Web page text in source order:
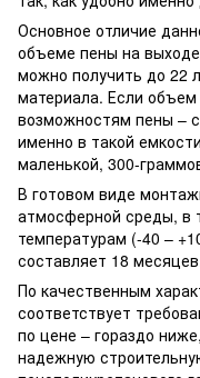
Основное отличие
объеме пены на
можно получить до 22
материала. Если
возможностям пены –
именно в такой
маленькой, 300-
В готовом виде
атмосферной среды, в
температурам (-40 –
составляет 18
По качественным
соответствует
по цене – гораздо
надежную